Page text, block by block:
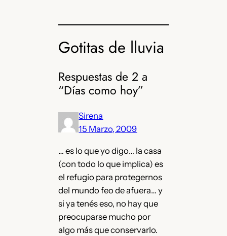
Gotitas de lluvia
Respuestas de 2 a
“Días como hoy”
Sirena
15 Marzo, 2009
… es lo que yo digo… la casa
(con todo lo que implica) es
el refugio para protegernos
del mundo feo de afuera… y
si ya tenés eso, no hay que
preocuparse mucho por
algo más que conservarlo.